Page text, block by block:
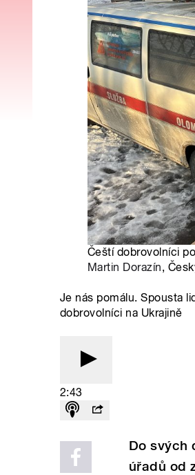
Čeští dobrovolníci
Martin Dorazín,
Je nás pomálu. Spousta
dobrovolníci na Ukrajině
2:43
Do svých
úřadů od